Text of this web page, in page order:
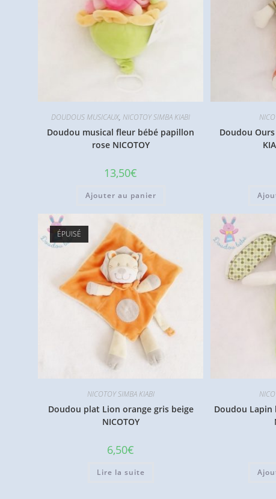
DOUDOUS MUSICAUX, NICOTOY SIMBA KIABI
Doudou musical fleur bébé papillon
rose NICOTOY
13,50€
Ajouter au panier
Doudou
ÉPUISÉ
NICOTOY SIMBA KIABI
Doudou plat Lion orange gris beige
NICOTOY
6,50€
Lire la suite
Doudou Lapin